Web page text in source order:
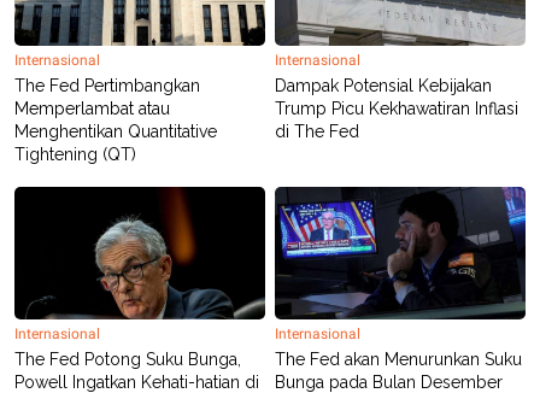
PEDOMAN
PEMBERITAAN
SIBER
PRIVACY
POLICY
Internasional
The Fed Pertimbangkan
Memperlambat atau
Menghentikan Quantitative
Tightening (QT)
Internasional
Dampak Potensial Kebijakan
Trump Picu Kekhawatiran Inflasi
di The Fed
Internasional
The Fed Potong Suku Bunga,
Powell Ingatkan Kehati-hatian di
Internasional
The Fed akan Menurunkan Suku
Bunga pada Bulan Desember